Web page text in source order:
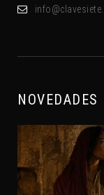
NOVEDADES